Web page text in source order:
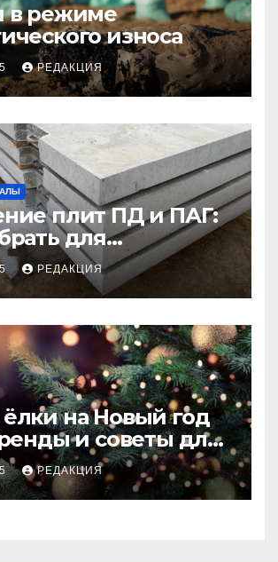
в режиме
износа
РЕДАКЦИЯ
плит ПД и ПАГ:
для
и прочного
РЕДАКЦИЯ
на Новый год
и советы для
праздника
РЕДАКЦИЯ